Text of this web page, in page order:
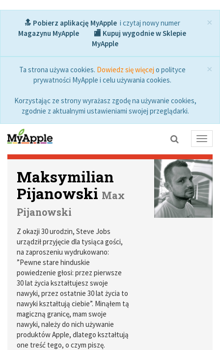
×
🔝 Pobierz aplikację MyApple i czytaj nowy numer
Magazynu MyApple
🏬 Kupuj wygodnie w Sklepie
MyApple
×
Ta strona używa cookies. Dowiedz się więcej o polityce
prywatności MyApple i celu używania cookies.
Korzystając ze strony wyrażasz zgodę na używanie cookies,
zgodnie z aktualnymi ustawieniami swojej przeglądarki.
Maksymilian
Pijanowski Max
Pijanowski
Z okazji 30 urodzin, Steve Jobs
urządził przyjęcie dla tysiąca gości,
na zaproszeniu wydrukowano:
”Pewne stare hinduskie
powiedzenie głosi: przez pierwsze
30 lat życia kształtujesz swoje
nawyki, przez ostatnie 30 lat życia to
nawyki kształtują ciebie”. Minąłem tą
magiczną granicę, mam swoje
nawyki, należy do nich używanie
produktów Apple, dlatego kształtują
one treść tego, o czym piszę.